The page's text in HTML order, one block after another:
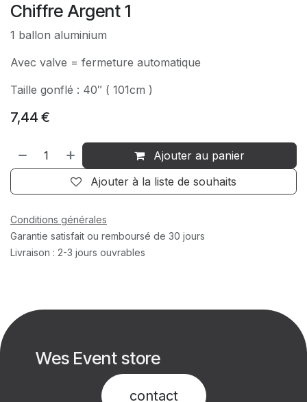
Chiffre Argent 1
1 ballon aluminium
Avec valve = fermeture automatique
Taille gonflé : 40″ ( 101cm )
7,44 €
Ajouter au panier
Ajouter à la liste de souhaits
Conditions générales
Garantie satisfait ou remboursé de 30 jours
Livraison : 2-3 jours ouvrables
Wes Event store
contact​